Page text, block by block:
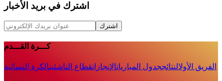
اشترك في بريد الأخبار
اشترك
كـــرة القـــدم
الفريق الأولالنتائججدول المبارياتالإنجازاتقطاع الناشئينالكرة النسائية